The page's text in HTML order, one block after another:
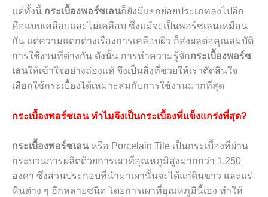
แต่ทั้งนี้ กระเบื้องพอร์ซเลนก็ยังมีแยกย่อยประเภทลงไปอีก
คือแบบเคลือบและไม่เคลือบ ซึ่งแม้จะเป็นพอร์ซเลนเหมือน
กัน แต่ความแตกต่างเรื่องการเคลือบผิว ก็ส่งผลต่อคุณสมบัติ
การใช้งานที่ต่างกัน ดังนั้น การทำความรู้จักกระเบื้องพอร์ซ
เลนให้เข้าใจอย่างถ่องแท้ จึงเป็นสิ่งที่ช่วยให้เราตัดสินใจ
เลือกใช้กระเบื้องได้เหมาะสมกับการใช้งานมากที่สุด
กระเบื้องพอร์ซเลน ทำไมจึงเป็นกระเบื้องที่แข็งแกร่งที่สุด?
กระเบื้องพอร์ซเลน หรือ Porcelain Tile เป็นกระเบื้องที่ผ่าน
กระบวนการผลิตด้วยการเผาที่อุณหภูมิสูงมากกว่า 1,250
องศา ซึ่งส่วนประกอบที่นำมาเผานั้นจะได้แก่ดินขาว และแร่
หินต่าง ๆ อีกหลายชนิด โดยการเผาที่อุณหภูมินี้เอง ทำให้